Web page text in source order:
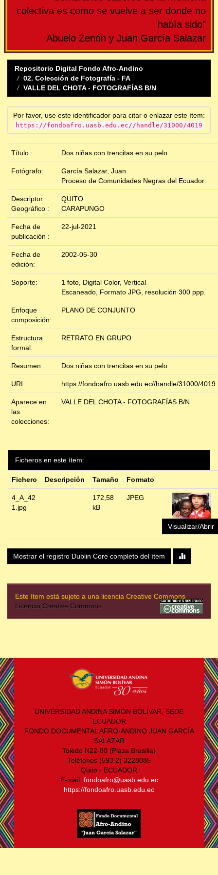
colectiva es como se vuelve a ser donde no
había sido"
Abuelo Zenón y Juan García Salazar
Repositorio Digital Fondo Afro-Andino
02. Colección de Fotografía - FA
VALLE DEL CHOTA - FOTOGRAFÍAS B/N
Por favor, use este identificador para citar o enlazar este ítem:
https://fondoafro.uasb.edu.ec//handle/31000/4019
Título : Dos niñas con trencitas en su pelo
Fotógrafo:
García Salazar, Juan
Proceso de Comunidades Negras del Ecuador
Descriptor
Geográfico :
QUITO
CARAPUNGO
Fecha de
publicación :
22-jul-2021
Fecha de
edición:
2002-05-30
Soporte:
1 foto, Digital Color, Vertical
Escaneado, Formato JPG, resolución 300 ppp.
Enfoque
composición:
PLANO DE CONJUNTO
Estructura
formal:
RETRATO EN GRUPO
Resumen : Dos niñas con trencitas en su pelo
URI : https://fondoafro.uasb.edu.ec//handle/31000/4019
Aparece en
las
colecciones:
VALLE DEL CHOTA - FOTOGRAFÍAS B/N
Ficheros en este ítem:
Fichero Descripción Tamaño Formato
4_A_42
1.jpg
172,58
kB
JPEG
Visualizar/Abrir
Mostrar el registro Dublin Core completo del ítem
Este ítem está sujeto a una licencia Creative Commons
Licencia Creative Commons
UNIVERSIDAD ANDINA SIMÓN BOLÍVAR, SEDE
ECUADOR
FONDO DOCUMENTAL AFRO-ANDINO JUAN GARCÍA
SALAZAR
Toledo N22-80 (Plaza Brasilia)
Teléfonos (593 2) 3228085
Quito - ECUADOR
E-mail: fondoafro@uasb.edu.ec
https://fondoafro.uasb.edu.ec